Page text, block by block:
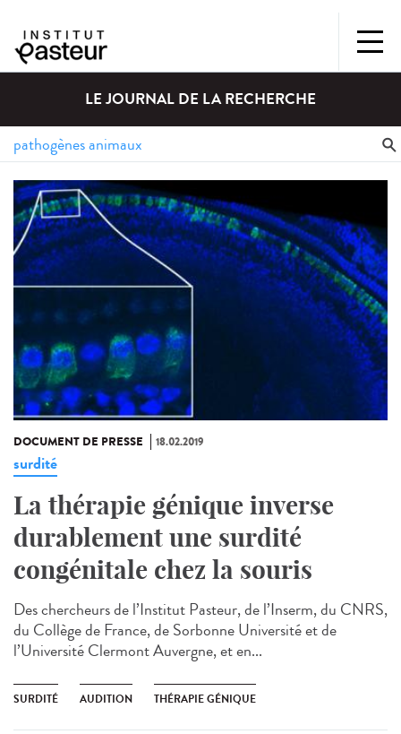
LE JOURNAL DE LA RECHERCHE
DOCUMENT DE PRESSE 18.02.2019
surdité
La thérapie génique inverse
durablement une surdité
congénitale chez la souris
Des chercheurs de l’Institut Pasteur, de l’Inserm, du CNRS,
du Collège de France, de Sorbonne Université et de
l’Université Clermont Auvergne, et en...
SURDITÉ AUDITION THÉRAPIE GÉNIQUE